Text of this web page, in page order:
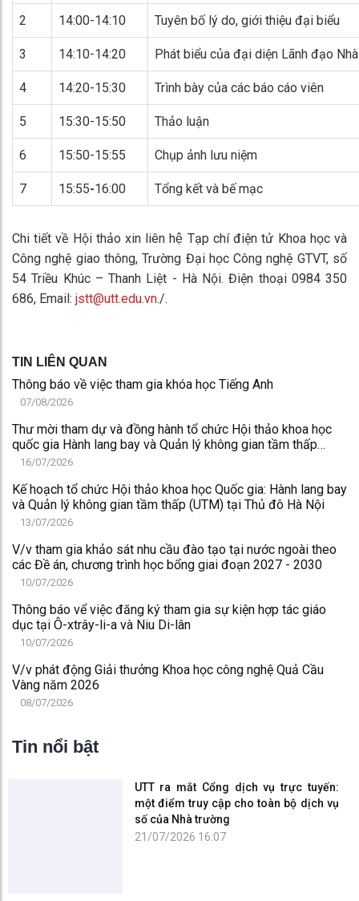
2 14:00-14:10 Tuyên bố lý do, giới thiệu đại biểu
3 14:10-14:20 Phát biểu của đại diện Lãnh đạo
4 14:20-15:30 Trình bày của các báo cáo viên
5 15:30-15:50 Thảo luận
6 15:50-15:55 Chụp ảnh lưu niệm
7 15:55-16:00 Tổng kết và bế mạc
Chi tiết về Hội thảo xin liên hệ Tạp chí điện tử Khoa học và
Công nghệ giao thông, Trường Đại học Công nghệ GTVT, số
54 Triều Khúc – Thanh Liệt - Hà Nội. Điện thoại 0984 350
686, Email: jstt@utt.edu.vn./.
TIN LIÊN QUAN
Thông báo về việc tham gia khóa học Tiếng Anh
07/08/2026
Thư mời tham dự và đồng hành tổ chức Hội thảo khoa học
quốc gia Hành lang bay và Quản lý không gian tầm thấp
(UTM) tại Thủ đô Hà Nội
16/07/2026
Kế hoạch tổ chức Hội thảo khoa học Quốc gia: Hành lang bay
và Quản lý không gian tầm thấp (UTM) tại Thủ đô Hà Nội
13/07/2026
V/v tham gia khảo sát nhu cầu đào tạo tại nước ngoài theo
các Đề án, chương trình học bổng giai đoạn 2027 - 2030
10/07/2026
Thông báo vể việc đăng ký tham gia sự kiện hợp tác giáo
dục tại Ô-xtrây-li-a và Niu Di-lân
10/07/2026
V/v phát động Giải thưởng Khoa học công nghệ Quả Cầu
Vàng năm 2026
08/07/2026
Tin nổi bật
UTT ra mắt Cổng dịch vụ trực tuyến:
một điểm truy cập cho toàn bộ dịch vụ
số của Nhà trường
21/07/2026 16:07